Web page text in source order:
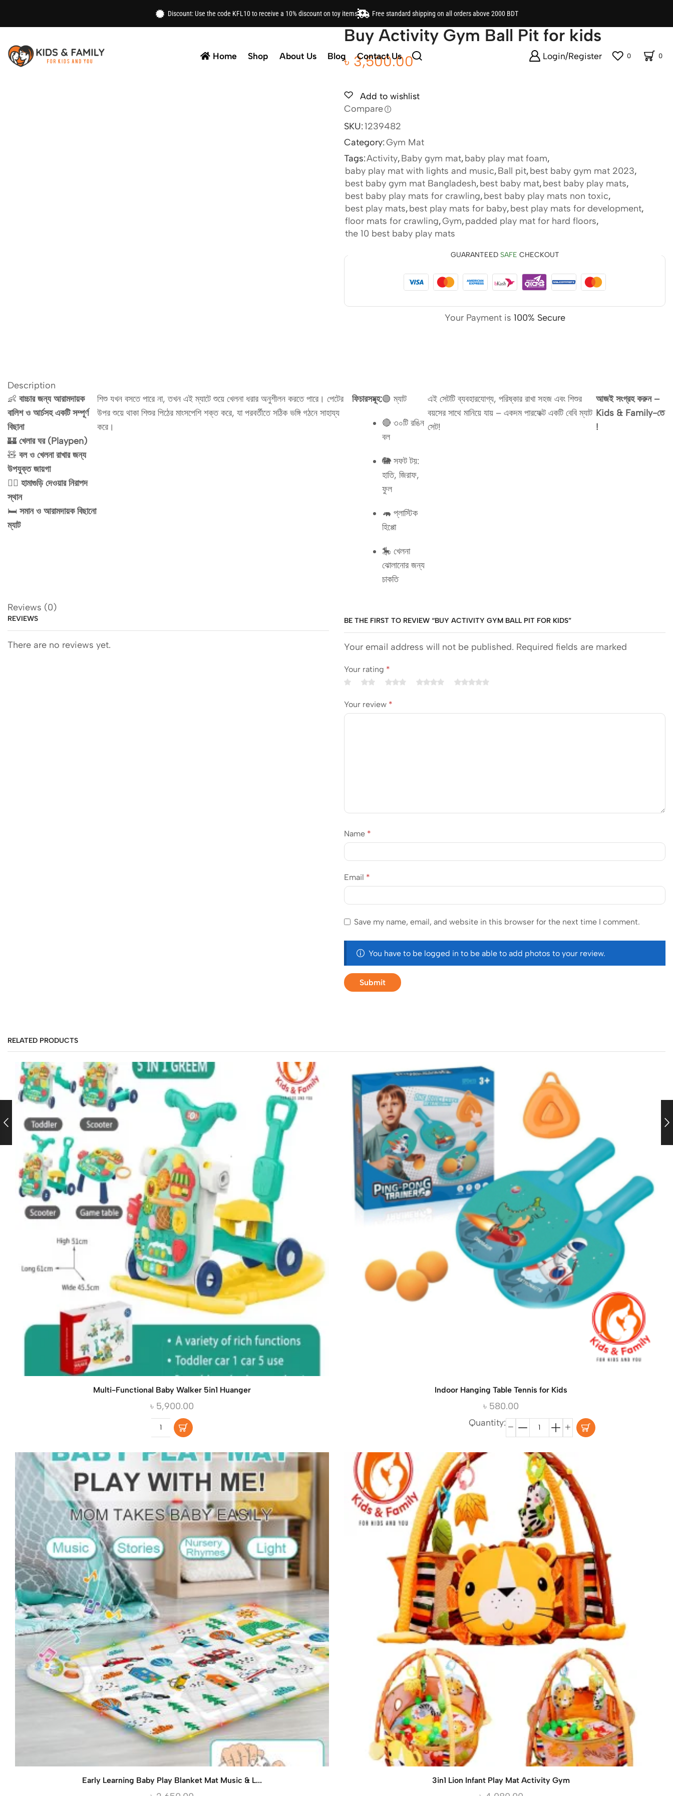
Discount: Use the code KFL10 to receive a 10% discount on toy items Free standard shipping on all orders above 2000 BDT
Home Shop About Us Blog Contact Us Login/Register 0 0
Buy Activity Gym Ball Pit for kids
৳ 3,500.00
Add to wishlist
Compare
SKU: 1239482
Category:Gym Mat
Tags:Activity,Baby gym mat,baby play mat foam,
baby play mat with lights and music,Ball pit,best baby gym mat 2023,
best baby gym mat Bangladesh,best baby mat,best baby play mats,
best baby play mats for crawling,best baby play mats non toxic,
best play mats,best play mats for baby,best play mats for development,
floor mats for crawling,Gym,padded play mat for hard floors,
the 10 best baby play mats
GUARANTEED SAFE CHECKOUT
Your Payment is 100% Secure
Description
👶 বাচ্চার জন্য আরামদায়ক
বালিশ ও আর্চসহ একটি সম্পূর্ণ
বিছানা
🏰 খেলার ঘর (Playpen)
🧸 বল ও খেলনা রাখার জন্য
উপযুক্ত জায়গা
🤸‍♂️ হামাগুড়ি দেওয়ার নিরাপদ
স্থান
🛏️ সমান ও আরামদায়ক বিছানো
ম্যাট
শিশু যখন বসতে পারে না, তখন এই ম্যাটে শুয়ে খেলনা ধরার অনুশীলন করতে পারে। পেটের
উপর শুয়ে থাকা শিশুর পিঠের মাংসপেশি শক্ত করে, যা পরবর্তীতে সঠিক ভঙ্গি গঠনে সাহায্য
করে।
ফিচারসমূহ:🟢 ম্যাট
🔴 ৩০টি রঙিন
বল
🐘 সফট টয়:
হাতি, জিরাফ,
ফুল
🦛 প্লাস্টিক
হিপ্পো
🎠 খেলনা
ঝোলানোর জন্য
চাকতি
এই সেটটি ব্যবহারযোগ্য, পরিষ্কার রাখা সহজ এবং শিশুর
বয়সের সাথে মানিয়ে যায় – একদম পারফেক্ট একটি বেবি ম্যাট
সেট!
আজই সংগ্রহ করুন –
Kids & Family-তে
!
Reviews (0)
REVIEWS
There are no reviews yet.
BE THE FIRST TO REVIEW “BUY ACTIVITY GYM BALL PIT FOR KIDS”
Your email address will not be published. Required fields are marked
Your rating *
Your review *
Name *
Email *
Save my name, email, and website in this browser for the next time I comment.
You have to be logged in to be able to add photos to your review.
RELATED PRODUCTS
Multi-Functional Baby Walker 5in1 Huanger
৳ 5,900.00
Indoor Hanging Table Tennis for Kids
৳ 580.00
Quantity:
Early Learning Baby Play Blanket Mat Music & L... 3in1 Lion Infant Play Mat Activity Gym